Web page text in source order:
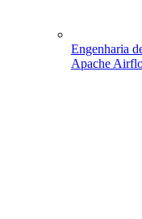
Engenharia
Apache